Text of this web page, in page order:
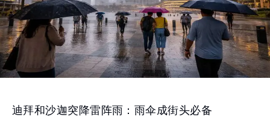
迪拜和沙迦突降雷阵雨：雨伞成街头必备